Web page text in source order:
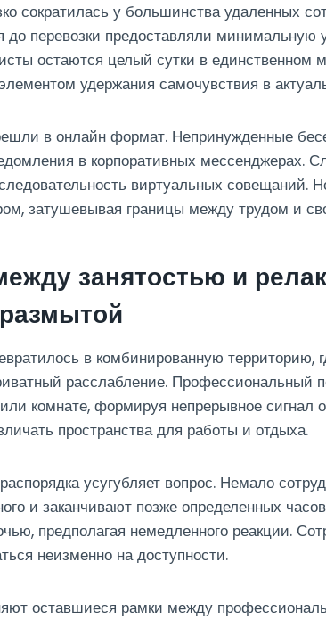
сократилась у большинства удаленных
перевозки предоставляли минимальную
остаются целый сутки в единственном
удержания самочувствия в
в онлайн формат. Непринужденные
в корпоративных мессенджерах.
виртуальных совещаний.
затушевывая границы между трудом и
занятостью и
в комбинированную территорию,
расслабление. Профессиональный
комнате, формируя непрерывное сигнал
пространства для работы и отдыха.
усугубляет вопрос. Немало
и заканчивают позже определенных
предполагая немедленного реакции.
неизменно на доступности.
оставшиеся рамки между